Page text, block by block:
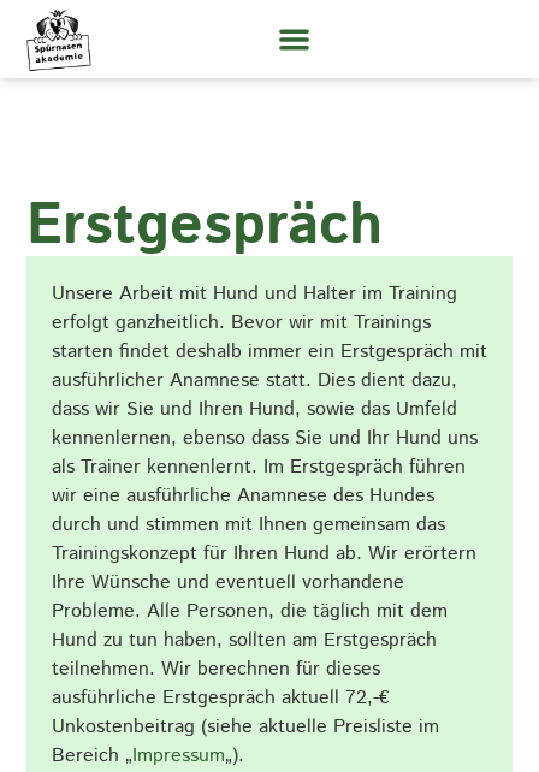
Erstgespräch
Unsere Arbeit mit Hund und Halter im Training
erfolgt ganzheitlich. Bevor wir mit Trainings
starten findet deshalb immer ein Erstgespräch mit
ausführlicher Anamnese statt. Dies dient dazu,
dass wir Sie und Ihren Hund, sowie das Umfeld
kennenlernen, ebenso dass Sie und Ihr Hund uns
als Trainer kennenlernt. Im Erstgespräch führen
wir eine ausführliche Anamnese des Hundes
durch und stimmen mit Ihnen gemeinsam das
Trainingskonzept für Ihren Hund ab. Wir erörtern
Ihre Wünsche und eventuell vorhandene
Probleme. Alle Personen, die täglich mit dem
Hund zu tun haben, sollten am Erstgespräch
teilnehmen. Wir berechnen für dieses
ausführliche Erstgespräch aktuell 72,-€
Unkostenbeitrag (siehe aktuelle Preisliste im
Bereich „Impressum„).